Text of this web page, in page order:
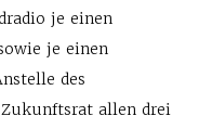
je einen
je einen
des
allen drei